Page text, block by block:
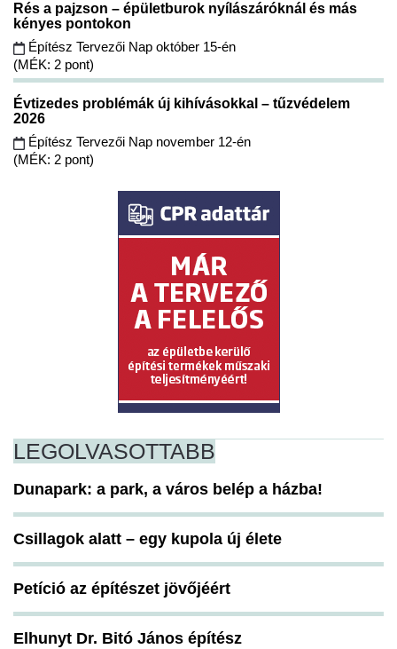
Rés a pajzson – épületburok nyílászáróknál és más
kényes pontokon
Építész Tervezői Nap október 15-én
(MÉK: 2 pont)
Évtizedes problémák új kihívásokkal – tűzvédelem
2026
Építész Tervezői Nap november 12-én
(MÉK: 2 pont)
LEGOLVASOTTABB
Dunapark: a park, a város belép a házba!
Csillagok alatt – egy kupola új élete
Petíció az építészet jövőjéért
Elhunyt Dr. Bitó János építész